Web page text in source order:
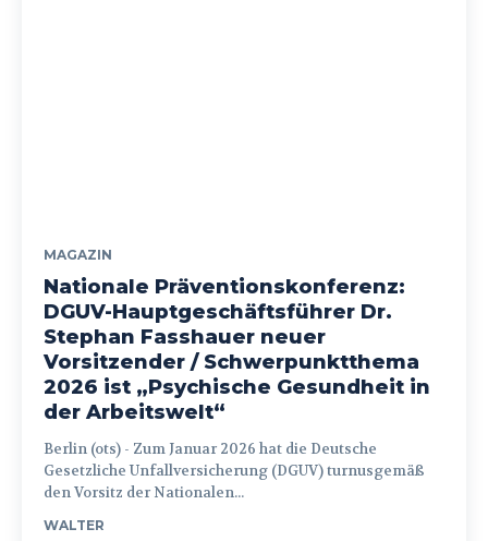
MAGAZIN
Nationale Präventionskonferenz:
DGUV-Hauptgeschäftsführer Dr.
Stephan Fasshauer neuer
Vorsitzender / Schwerpunktthema
2026 ist „Psychische Gesundheit in
der Arbeitswelt“
Berlin (ots) - Zum Januar 2026 hat die Deutsche
Gesetzliche Unfallversicherung (DGUV) turnusgemäß
den Vorsitz der Nationalen...
WALTER